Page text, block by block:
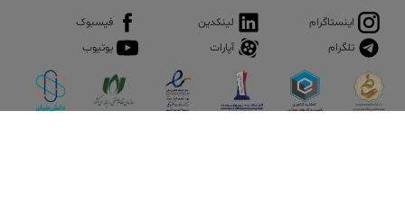
اینستاگرام لینکدین
فیسبوک
تلگرام
آپارات یوتیوب